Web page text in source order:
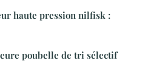
haute pression nilfisk :
poubelle de tri sélectif